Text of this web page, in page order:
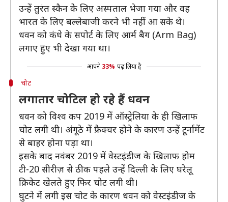
उन्हें तुरंत स्कैन केे लिए अस्पताल भेजा गया और वह
भारत के लिए बल्लेबाजी करने भी नहीं आ सके थे।
धवन को कंधे के सपोर्ट के लिए आर्म बैग (Arm Bag)
लगाए हुए भी देखा गया था।
आपने 33% पढ़ लिया है
चोट
लगातार चोटिल हो रहे हैं धवन
धवन को विश्व कप 2019 में ऑस्ट्रेलिया के ही खिलाफ
चोट लगी थी। अंगूठे में फ्रैक्चर होने के कारण उन्हें टूर्नामेंट
से बाहर होना पड़ा था।
इसके बाद नवंबर 2019 में वेस्टइंडीज के खिलाफ होम
टी-20 सीरीज़ से ठीक पहले उन्हें दिल्ली के लिए घरेलू
क्रिकेट खेलते हुए फिर चोट लगी थी।
घुटने में लगी इस चोट के कारण धवन को वेस्टइंडीज के